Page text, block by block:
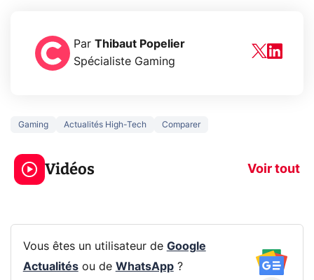
Par Thibaut Popelier
Spécialiste Gaming
Gaming Actualités High-Tech Comparer
Vidéos Voir tout
5 générations de
jeux dans la
prochaine Xbox !
navigation
Vous êtes un utilisateur de Google
Actualitésou de WhatsApp?